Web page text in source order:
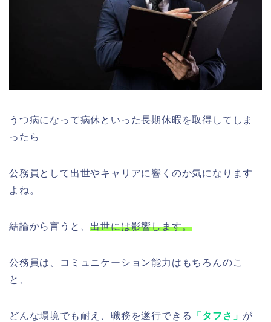
うつ病になって病休といった長期休暇を取得してしま
ったら
公務員として出世やキャリアに響くのか気になります
よね。
結論から言うと、出世には影響します。
公務員は、コミュニケーション能力はもちろんのこ
と、
どんな環境でも耐え、職務を遂行できる 「タフさ」 が